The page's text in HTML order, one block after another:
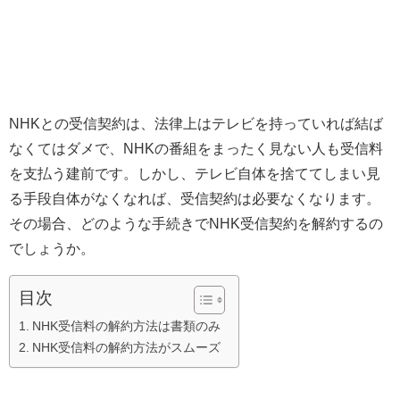
NHKとの受信契約は、法律上はテレビを持っていれば結ば
なくてはダメで、NHKの番組をまったく見ない人も受信料
を支払う建前です。しかし、テレビ自体を捨ててしまい見
る手段自体がなくなれば、受信契約は必要なくなります。
その場合、どのような手続きでNHK受信契約を解約するの
でしょうか。
目次
NHK受信料の解約方法は書類のみ
NHK受信料の解約方法がスムーズ